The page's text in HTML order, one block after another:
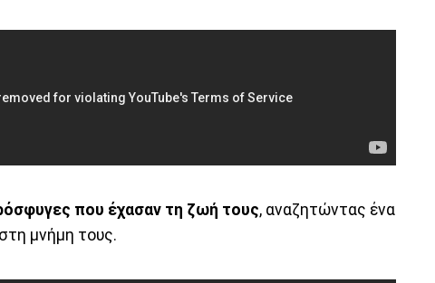
που έχασαν τη ζωή τους, αναζητώντας ένα
μνήμη τους.